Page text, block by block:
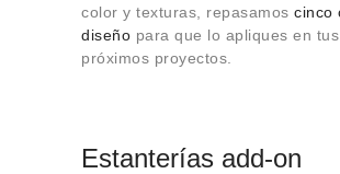
Contacto
color y texturas, repasamos cinco
diseño para que lo apliques en tus
próximos proyectos.
Estanterías add-on